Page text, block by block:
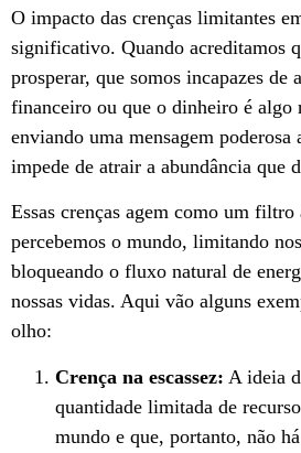
O impacto das crenças limitantes
significativo. Quando acreditamos
prosperar, que somos incapazes de
financeiro ou que o dinheiro é algo
enviando uma mensagem poderosa
impede de atrair a abundância que
Essas crenças agem como um filtro
percebemos o mundo, limitando
bloqueando o fluxo natural de
nossas vidas. Aqui vão alguns
olho:
Crença na escassez: A ideia
quantidade limitada de
mundo e que, portanto, não